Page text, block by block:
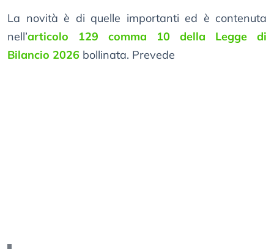
La novità è di quelle importanti ed è contenuta
nell’articolo 129 comma 10 della Legge di
Bilancio 2026 bollinata. Prevede